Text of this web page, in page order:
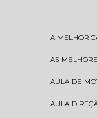
A MELHOR
AS
AULA DE
AULA